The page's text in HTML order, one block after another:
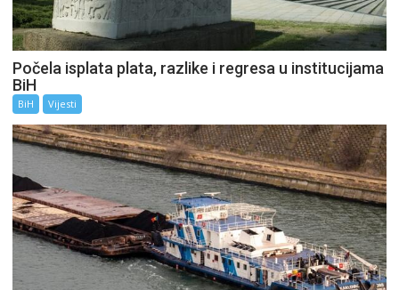
Počela isplata plata, razlike i regresa u institucijama
BiH
BiH Vijesti